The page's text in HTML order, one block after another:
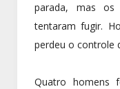
parada, mas os
tentaram fugir.
perdeu o controle
Quatro homens